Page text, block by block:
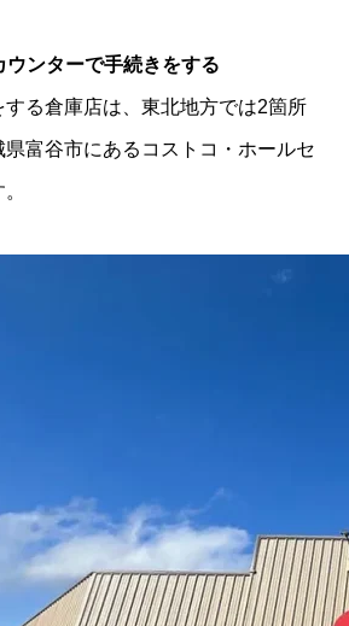
ンターで手続きをする
る倉庫店は、東北地方では2箇所
県富谷市にあるコストコ・ホールセ